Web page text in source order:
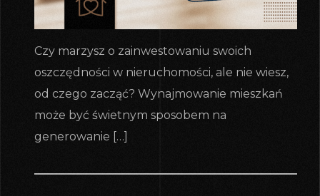
Czy marzysz o zainwestowaniu swoich
oszczędności w nieruchomości, ale nie wiesz,
od czego zacząć? Wynajmowanie mieszkań
może być świetnym sposobem na
generowanie […]